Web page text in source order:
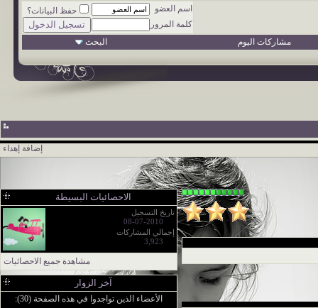
اسم العضو
حفظ البيانات؟
كلمة المرور
مشاركات اليوم
البحث
إضافة إهداء
الاحصائيات البسيطة
تاريخ التسجيل
08-07-2010
إجمالي المشاركات
3,923
مشاهدة جميع الاحصائيات
آخر الزوار
الأعضاء الذين تواجدوا في هذه الصفحة (30):